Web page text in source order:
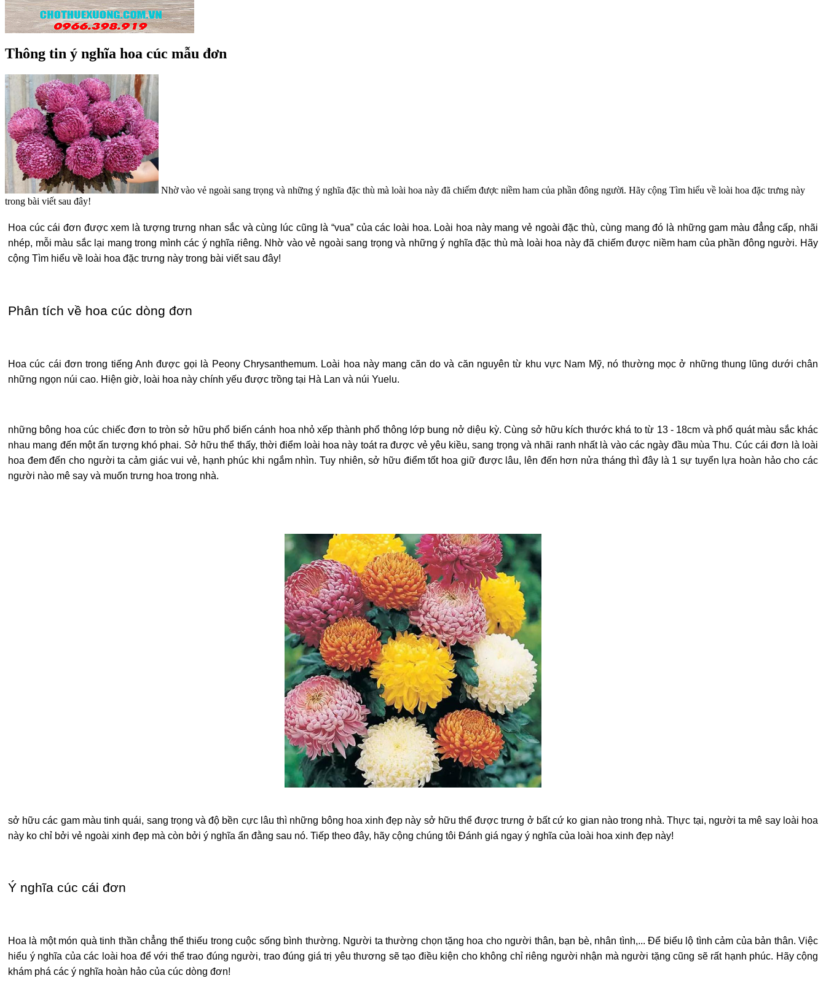
Thông tin ý nghĩa hoa cúc mẫu đơn
Nhờ vào vẻ ngoài sang trọng và những ý nghĩa đặc thù mà loài hoa này đã chiếm được niềm ham của phần đông người. Hãy cộng Tìm hiểu về loài hoa đặc trưng này
trong bài viết sau đây!
Hoa cúc cái đơn được xem là tượng trưng nhan sắc và cùng lúc cũng là “vua” của các loài hoa. Loài hoa này mang vẻ ngoài đặc thù, cùng mang đó là những gam màu đẳng cấp, nhãi
nhép, mỗi màu sắc lại mang trong mình các ý nghĩa riêng. Nhờ vào vẻ ngoài sang trọng và những ý nghĩa đặc thù mà loài hoa này đã chiếm được niềm ham của phần đông người. Hãy
cộng Tìm hiểu về loài hoa đặc trưng này trong bài viết sau đây!
Phân tích về hoa cúc dòng đơn
Hoa cúc cái đơn trong tiếng Anh được gọi là Peony Chrysanthemum. Loài hoa này mang căn do và căn nguyên từ khu vực Nam Mỹ, nó thường mọc ở những thung lũng dưới chân
những ngọn núi cao. Hiện giờ, loài hoa này chính yếu được trồng tại Hà Lan và núi Yuelu.
những bông hoa cúc chiếc đơn to tròn sở hữu phổ biến cánh hoa nhỏ xếp thành phổ thông lớp bung nở diệu kỳ. Cùng sở hữu kích thước khá to từ 13 - 18cm và phổ quát màu sắc khác
nhau mang đến một ấn tượng khó phai. Sở hữu thể thấy, thời điểm loài hoa này toát ra được vẻ yêu kiều, sang trọng và nhãi ranh nhất là vào các ngày đầu mùa Thu. Cúc cái đơn là loài
hoa đem đến cho người ta cảm giác vui vẻ, hạnh phúc khi ngắm nhìn. Tuy nhiên, sở hữu điểm tốt hoa giữ được lâu, lên đến hơn nửa tháng thì đây là 1 sự tuyển lựa hoàn hảo cho các
người nào mê say và muốn trưng hoa trong nhà.
sở hữu các gam màu tinh quái, sang trọng và độ bền cực lâu thì những bông hoa xinh đẹp này sở hữu thể được trưng ở bất cứ ko gian nào trong nhà. Thực tại, người ta mê say loài hoa
này ko chỉ bởi vẻ ngoài xinh đẹp mà còn bởi ý nghĩa ẩn đằng sau nó. Tiếp theo đây, hãy cộng chúng tôi Đánh giá ngay ý nghĩa của loài hoa xinh đẹp này!
Ý nghĩa cúc cái đơn
Hoa là một món quà tinh thần chẳng thể thiếu trong cuộc sống bình thường. Người ta thường chọn tặng hoa cho người thân, bạn bè, nhân tình,... Để biểu lộ tình cảm của bản thân. Việc
hiểu ý nghĩa của các loài hoa để với thể trao đúng người, trao đúng giá trị yêu thương sẽ tạo điều kiện cho không chỉ riêng người nhận mà người tặng cũng sẽ rất hạnh phúc. Hãy cộng
khám phá các ý nghĩa hoàn hảo của cúc dòng đơn!